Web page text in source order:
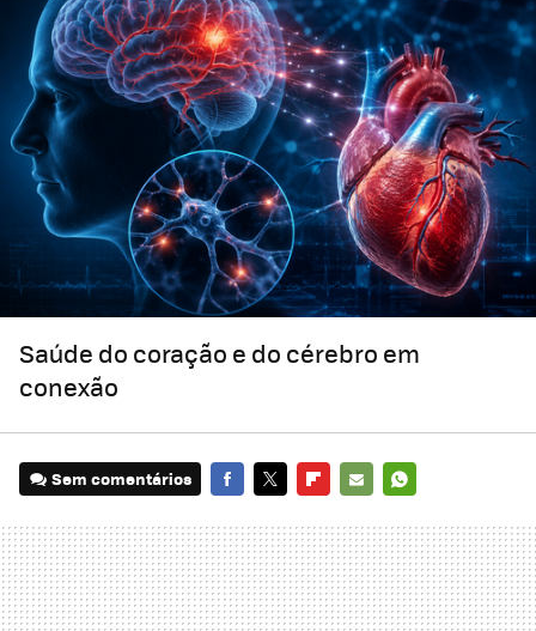
Saúde do coração e do cérebro em
conexão
Sem comentários
MAIL